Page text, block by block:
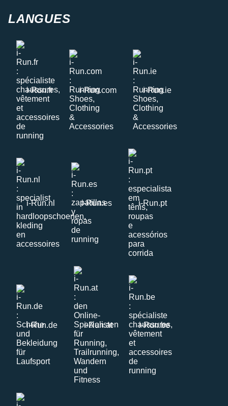
LANGUES
i-Run.fr i-Run.com i-Run.ie
i-Run.nl i-Run.es i-Run.pt
i-Run.de i-Run.at i-Run.be